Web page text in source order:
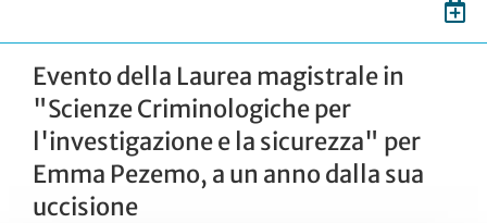
Evento della Laurea magistrale in
"Scienze Criminologiche per
l'investigazione e la sicurezza" per
Emma Pezemo, a un anno dalla sua
uccisione